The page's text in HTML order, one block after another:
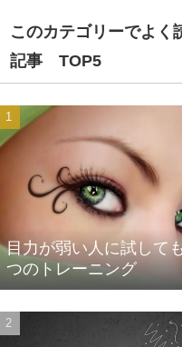
このカテゴリーでよく
記事 TOP5
目力が弱い人に試して
つのトレーニング